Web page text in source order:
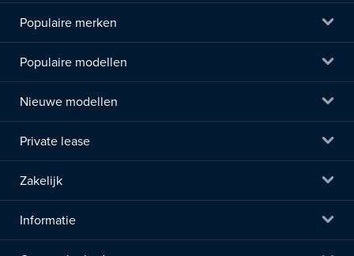
Populaire merken
Populaire modellen
Nieuwe modellen
Private lease
Zakelijk
Informatie